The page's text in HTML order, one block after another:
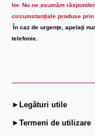
lor. Nu ne asumăm
circumstanțiale produse
În caz de urgenţe, apelaţi
telefonie.
►Legături utile
►Termeni de utilizare